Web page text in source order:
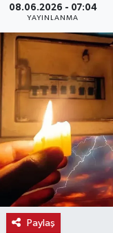
08.06.2026 - 07:04
YAYINLANMA
Paylaş
Gündem
Haber
Haber İlanlar
Kültür-Sanat
Magazin
Resmi İlanlar
Sağlık